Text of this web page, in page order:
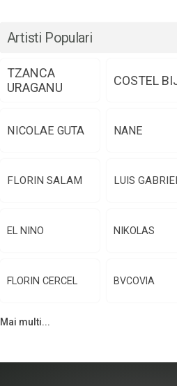
Artisti Populari
TZANCA
URAGANU
COSTEL
NICOLAE GUTA NANE
FLORIN SALAM LUIS
EL NINO NIKOLAS
FLORIN CERCEL BVCOVIA
Mai multi...